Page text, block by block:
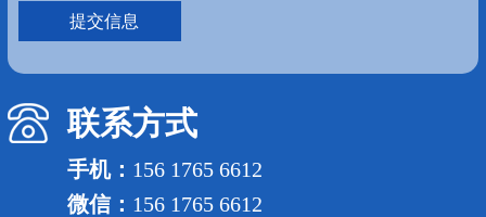
联系方式
手机： 156 1765 6612
微信： 156 1765 6612